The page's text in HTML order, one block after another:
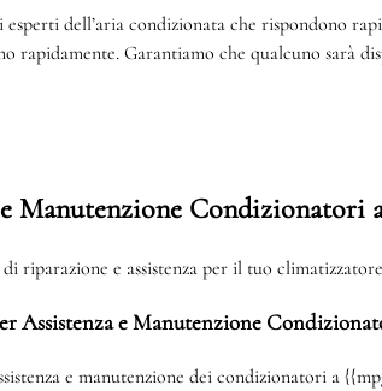
dell’aria condizionata che rispondono
rapidamente. Garantiamo che qualcuno sarà
Manutenzione Condizionatori
di riparazione e assistenza per il tuo
Assistenza e Manutenzione
e manutenzione dei condizionatori a